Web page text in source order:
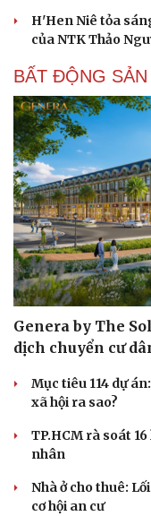
Sức khỏe
Cây thuốc
Sản phụ khoa
Nam khoa
Làm đẹp - giảm cân
Ăn sạch sống khỏe
H'Hen Niê tỏa
của NTK Thảo
BẤT ĐỘNG SẢN
Genera by The
dịch chuyển cư
Mục tiêu 114 dự
xã hội ra sao?
TP.HCM rà soát
nhân
Nhà ở cho thuê:
cơ hội an cư